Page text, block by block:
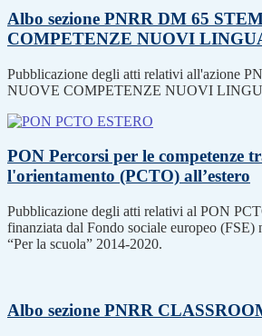
Albo sezione PNRR DM 65
COMPETENZE NUOVI
Pubblicazione degli atti relativi all'azione
NUOVE COMPETENZE NUOVI
PON Percorsi per le competenze
l'orientamento (PCTO) all’estero
Pubblicazione degli atti relativi al PON
finanziata dal Fondo sociale europeo (FSE)
“Per la scuola” 2014-2020.
Albo sezione PNRR